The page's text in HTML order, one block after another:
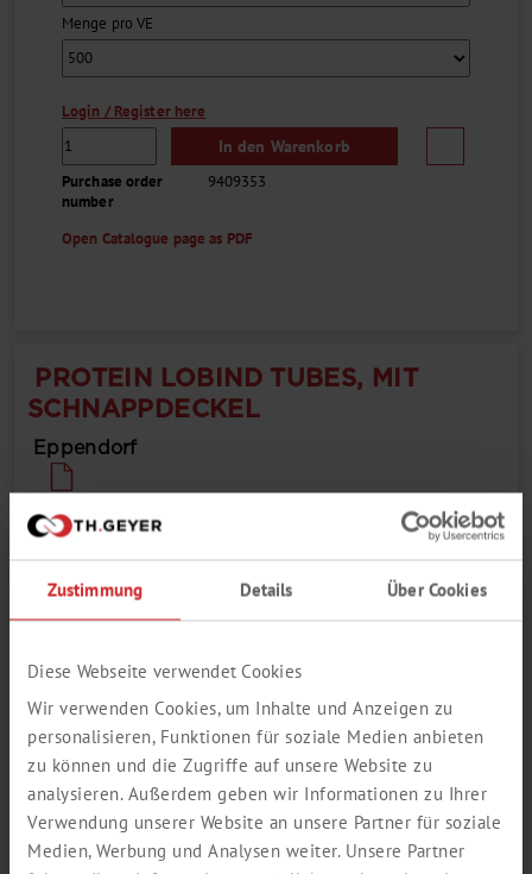
Zustimmung Details Über Cookies
Diese Webseite verwendet Cookies
Wir verwenden Cookies, um Inhalte und Anzeigen zu
personalisieren, Funktionen für soziale Medien anbieten
zu können und die Zugriffe auf unsere Website zu
analysieren. Außerdem geben wir Informationen zu Ihrer
Verwendung unserer Website an unsere Partner für soziale
Medien, Werbung und Analysen weiter. Unsere Partner
Menge pro VE
Login / Register here
In den Warenkorb
Purchase order
number
9409353
Open Catalogue page as PDF
PROTEIN LOBIND TUBES, MIT
SCHNAPPDECKEL
Eppendorf
Minimaler Verlust an Protein (unter 3 %, BSA 1 µg/ml)
Frei von jeglicher Art der Oberflächenbeschichtung wie z.B.
Silikon
Frei von DNA, DNase, RNase und PCR Inhibitoren (PCR
clean)
Hergestellt unter optimierten Prozessbedingungen,
spezielle Polypropylensorte
...